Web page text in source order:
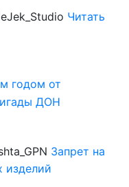
Читать
годом от
ДОН
Запрет на
изделий